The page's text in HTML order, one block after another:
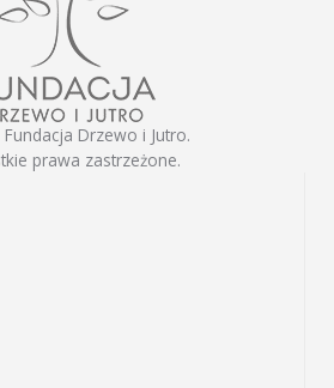
Drzewo i Jutro.
prawa zastrzeżone.